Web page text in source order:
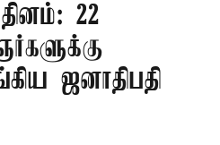
22
ஜனாதிபதி